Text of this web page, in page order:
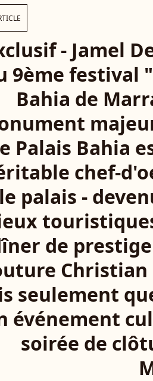
- Jamel
9ème festival
Bahia de
Palais Bahia
chef-
le palais -
de
Christian
seulement
événement
soirée de